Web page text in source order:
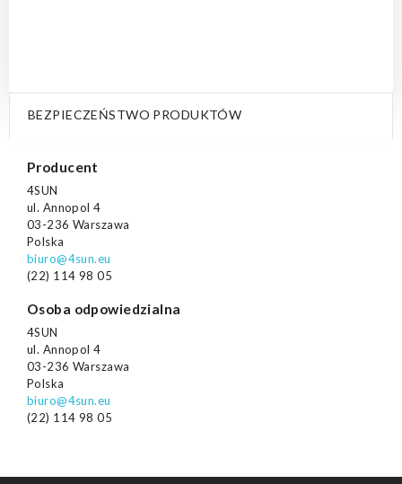
BEZPIECZEŃSTWO PRODUKTÓW
Producent
4SUN
ul. Annopol 4
03-236 Warszawa
Polska
biuro@4sun.eu
(22) 114 98 05
Osoba odpowiedzialna
4SUN
ul. Annopol 4
03-236 Warszawa
Polska
biuro@4sun.eu
(22) 114 98 05